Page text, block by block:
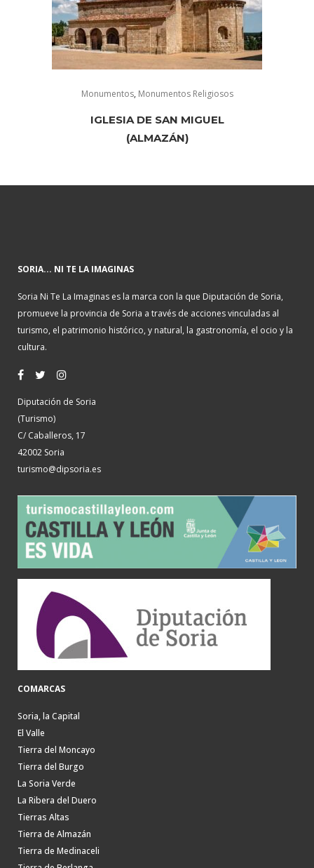
Monumentos, Monumentos Religiosos
IGLESIA DE SAN MIGUEL
(ALMAZÁN)
SORIA... NI TE LA IMAGINAS
Soria Ni Te La Imaginas es la marca con la que Diputación de Soria,
promueve la provincia de Soria a través de acciones vinculadas al
turismo, el patrimonio histórico, y natural, la gastronomía, el ocio y la
cultura.
Diputación de Soria
(Turismo)
C/ Caballeros, 17
42002 Soria
turismo@dipsoria.es
COMARCAS
Soria, la Capital
El Valle
Tierra del Moncayo
Tierra del Burgo
La Soria Verde
La Ribera del Duero
Tierras Altas
Tierra de Almazán
Tierra de Medinaceli